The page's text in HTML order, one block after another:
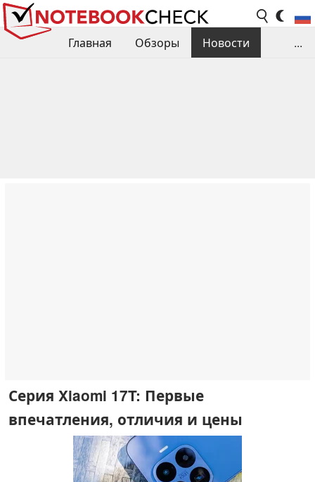
Главная Обзоры
Новости
...
Серия Xiaomi 17T: Первые
впечатления, отличия и цены